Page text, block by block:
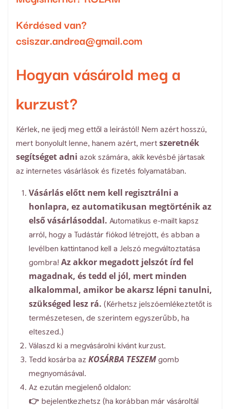
Kérdésed van?
csiszar.andrea@gmail.com
Hogyan vásárold meg a
kurzust?
Kérlek, ne ijedj meg ettől a leírástól! Nem azért hosszú,
mert bonyolult lenne, hanem azért, mertszeretnék
segítséget adni azok számára, akik kevésbé jártasak
az internetes vásárlások és fizetés folyamatában.
Vásárlás előtt nem kell regisztrálni a
honlapra, ez automatikusan megtörténik az
első vásárlásoddal. Automatikus e-mailt kapsz
arról, hogy a Tudástár fiókod létrejött, és abban a
levélben kattintanod kell a Jelszó megváltoztatása
gombra! Az akkor megadott jelszót írd fel
magadnak, és tedd el jól, mert minden
alkalommal, amikor be akarsz lépni tanulni,
szükséged lesz rá. (Kérhetsz jelszóemlékeztetőt is
természetesen, de szerintem egyszerűbb, ha
elteszed.)
Válaszd ki a megvásárolni kívánt kurzust.
Tedd kosárba azKOSÁRBA TESZEMgomb
megnyomásával.
Az ezután megjelenő oldalon:
👉 bejelentkezhetsz (ha korábban már vásároltál